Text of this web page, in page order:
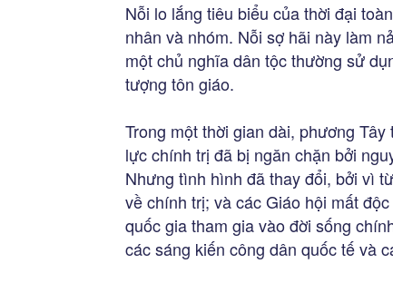
Nỗi lo lắng tiêu biểu của thời đại
nhân và nhóm. Nỗi sợ hãi này làm
một chủ nghĩa dân tộc thường sử
tượng tôn giáo.
Trong một thời gian dài, phương
lực chính trị đã bị ngăn chặn bởi
Nhưng tình hình đã thay đổi, bởi vì
về chính trị; và các Giáo hội mất
quốc gia tham gia vào đời sống
các sáng kiến công dân quốc tế và